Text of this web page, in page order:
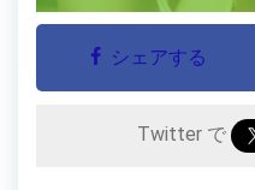
シェアする
Twitter で